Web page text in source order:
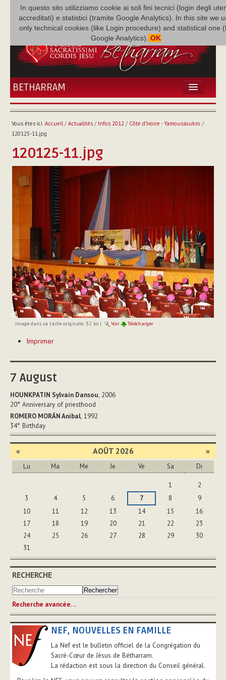
In questo sito utilizziamo cookie ai soli fini tecnici (login degli
accreditati) e statistici (tramite Google Analytics). In this site we
only technical cookies (like Login procedure) and statistical one
Google Analytics). OK
BETHARRAM
ACCUEIL
BÉTHARRAM
MISSION
MULTIMÉDIA
P. AUGUSTE ETCHÉCOPAR
Vous êtes ici :Accueil/ Actualités/ Infos 2012 / Côte d'Ivoire - Yamoussoukro /
120125-11.jpg
120125-11.jpg
Image dans sa taille originale :32 ko| Voir Télécharger
sur
document
Imprimer
7 August
HOUNKPATIN Sylvain Dansou, 2006
20° Anniversary of priesthood
ROMERO MORÁN Anibal, 1992
34° Birthday
« AOÛT 2026 »
Lu Ma Me Je Ve Sa Di
1
2
3
4 5 6 7 8
9
10
11 12 13 14 15
16
17
18 19 20 21 22
23
24
25 26 27 28 29
30
31
RECHERCHE
Recherche avancée…
NEF, NOUVELLES EN FAMILLE
La Nef est le bulletin officiel de la Congrégation du
Sacré-Cœur de Jésus de Bétharram.
La rédaction est sous la direction du Conseil général.